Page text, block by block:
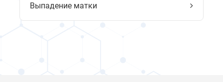
Выпадение матки